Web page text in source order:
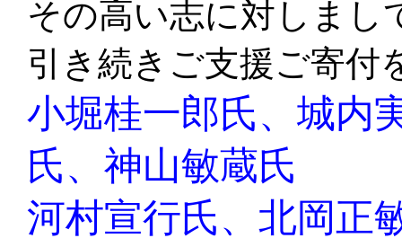
その高い志に対しまし
引き続きご支援ご寄付
小堀桂一郎氏、城内
氏、 神山敏蔵氏
河村宣行氏、 北岡正